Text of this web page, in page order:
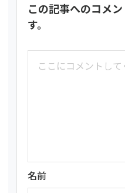
この記事へのコメ
す。
名前